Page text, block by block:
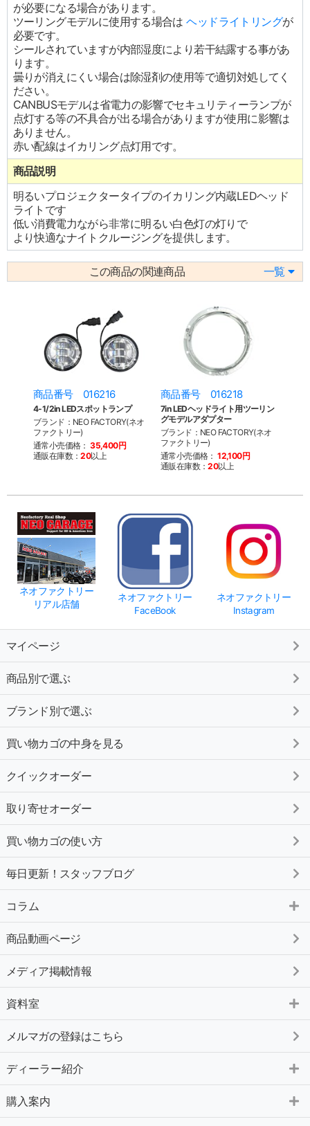
が必要になる場合があります。
ツーリングモデルに使用する場合はヘッドライトリングが
必要です。
シールされていますが内部湿度により若干結露する事があ
ります。
曇りが消えにくい場合は除湿剤の使用等で適切対処してく
ださい。
CANBUSモデルは省電力の影響でセキュリティーランプが
点灯する等の不具合が出る場合がありますが使用に影響は
ありません。
赤い配線はイカリング点灯用です。
商品説明
明るいプロジェクタータイプのイカリング内蔵LEDヘッド
ライトです
低い消費電力ながら非常に明るい白色灯の灯りで
より快適なナイトクルージングを提供します。
この商品の関連商品 一覧
商品番号 016216
4-1/2in LEDスポットランプ
ブランド：NEO FACTORY(ネオ
ファクトリー)
通常小売価格： 35,400円
通販在庫数：20以上
商品番号 016218
7in LEDヘッドライト用ツーリン
グモデルアダプター
ブランド：NEO FACTORY(ネオ
ファクトリー)
通常小売価格： 12,100円
通販在庫数：20以上
ネオファクトリー
リアル店舗
ネオファクトリー
FaceBook
ネオファクトリー
Instagram
マイページ
商品別で選ぶ
ブランド別で選ぶ
買い物カゴの中身を見る
クイックオーダー
取り寄せオーダー
買い物カゴの使い方
毎日更新！スタッフブログ
コラム
商品動画ページ
メディア掲載情報
資料室
メルマガの登録はこちら
ディーラー紹介
購入案内